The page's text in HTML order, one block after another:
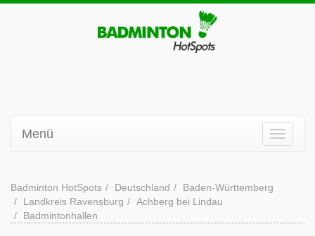
Menü
Badminton HotSpots Deutschland
Baden-Württemberg
Landkreis Ravensburg
Achberg bei Lindau
Badmintonhallen